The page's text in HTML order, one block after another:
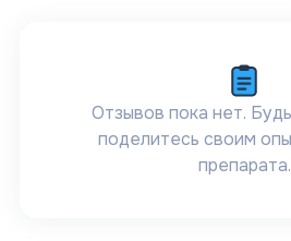
Отзывов пока нет.
поделитесь своим
препарата.